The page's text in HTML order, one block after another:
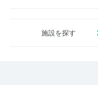
施設を探す